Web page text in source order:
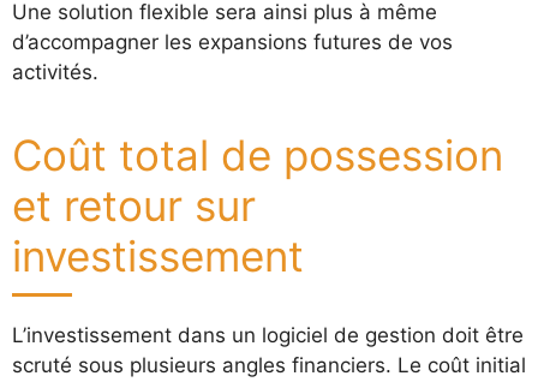
Une solution flexible sera ainsi plus à même
d’accompagner les expansions futures de vos
activités.
Coût total de possession
et retour sur
investissement
L’investissement dans un logiciel de gestion doit être
scruté sous plusieurs angles financiers. Le coût initial